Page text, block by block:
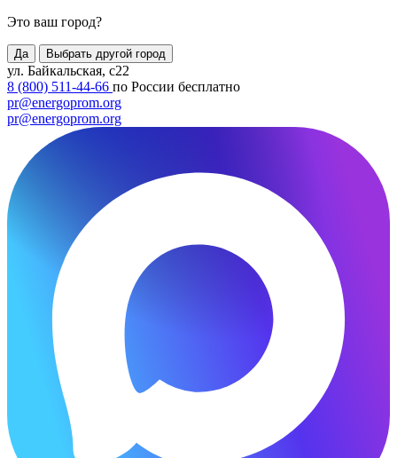
Это ваш город?
Да Выбрать другой город
ул. Байкальская, с22
8 (800) 511-44-66 по России бесплатно
pr@energoprom.org
pr@energoprom.org